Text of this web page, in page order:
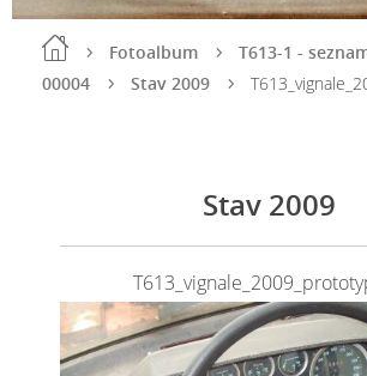
Fotoalbum T613-1 -
00004
Stav 2009
Stav 2009